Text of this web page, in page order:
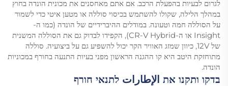
לגרום לבעיות בהפעלת הרכב. אם אתם מאחסנים את מכונית הונדה בחוץ
במהלך הלילה, שקולו להשתמש בכיסוי סוללה או מטען איטי כדי לשמור
על הסוללה חמה וטעונה. במודלים ההיברידיים של הונדה (כמו ה-
Insight או ה-CR-V Hybrid), הקפידו לבדוק גם את הסוללה המשנית
של 12V, כיוון שמזג האוויר הקר יכול להשפיע גם על ביצועיה. סוללה
מתוחזקת היטב היא קו ההגנה הראשון מפני בעיות התנעה בחורף במכוניות
הונדה.
בדקו ותקנו את الإطارات לתנאי חורף